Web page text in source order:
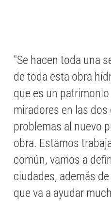
"Se hacen toda una
de toda esta obra
que es un
miradores en las
problemas al nuevo
obra. Estamos
común, vamos a
ciudades, además
que va a ayudar